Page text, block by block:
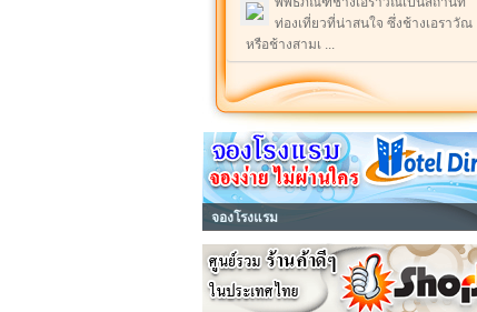
ท่องเที่ยวที่น่าสนใจ ซึ่งช้างเอราวัณ
หรือช้างสามเ ...
จองโรงแรม